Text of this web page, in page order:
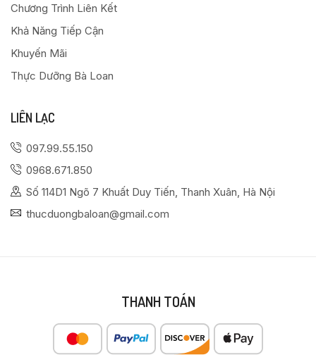
Chương Trình Liên Kết
Khả Năng Tiếp Cận
Khuyến Mãi
Thực Dưỡng Bà Loan
LIÊN LẠC
097.99.55.150
0968.671.850
Số 114D1 Ngõ 7 Khuất Duy Tiến, Thanh Xuân, Hà Nội
thucduongbaloan@gmail.com
THANH TOÁN